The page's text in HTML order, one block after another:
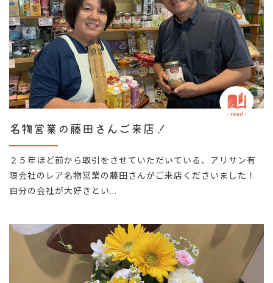
名物営業の藤田さんご来店！
２５年ほど前から取引をさせていただいている、アリサン有
限会社のレア名物営業の藤田さんがご来店くださいました！
自分の会社が大好きとい...